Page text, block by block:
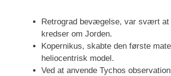
Retrograd bevægelse, var svært at
kredser om Jorden.
Kopernikus, skabte den første
heliocentrisk model.
Ved at anvende Tychos